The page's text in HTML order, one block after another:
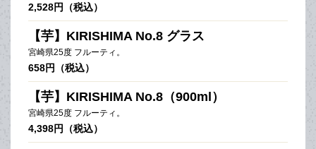
2,528円（税込）
【芋】KIRISHIMA No.8 グラス
宮崎県25度 フルーティ。
658円（税込）
【芋】KIRISHIMA No.8（900ml）
宮崎県25度 フルーティ。
4,398円（税込）